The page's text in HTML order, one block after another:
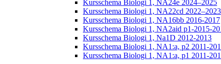
Kursschema Biologi 1, NA24e 2024–2025
Kursschema Biologi 1, NA22cd 2022–2023
Kursschema Biologi 1, NA16bb 2016-2017
Kursschema Biologi 1, NA2aid p1-2015-
Kursschema Biologi 1, Na1D 2012-2013
Kursschema Biologi 1, NA1:a, p2 2011-
Kursschema Biologi 1, NA1:a, p1 2011-